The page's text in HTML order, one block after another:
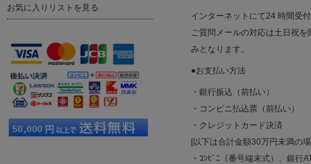
インターネットにて24 時間受
ご質問メールの対応は土日祝
みとなります。
●お支払い方法
・銀行振込（前払い）
・コンビニ払込票（前払い）
・クレジットカード決済
[以下は合計金額30万円未満の
・ｺﾝﾋﾞﾆ（番号端末式）、銀行
お気に入りリストを見る